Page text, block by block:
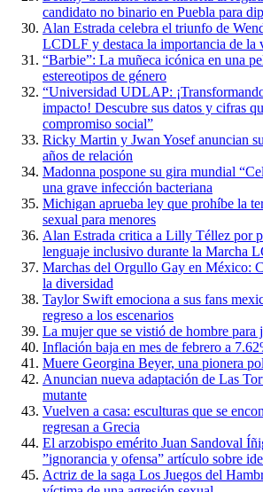
candidato no binario en Puebla para
Alan Estrada celebra el triunfo de
LCDLF y destaca la importancia de
“Barbie”: La muñeca icónica en una
estereotipos de género
“Universidad UDLAP:
impacto! Descubre sus datos y cifras
compromiso social”
Ricky Martin y Jwan Yosef anuncian
años de relación
Madonna pospone su gira mundial
una grave infección bacteriana
Michigan aprueba ley que prohíbe la
sexual para menores
Alan Estrada critica a Lilly Téllez por
lenguaje inclusivo durante la Marcha
Marchas del Orgullo Gay en México:
la diversidad
Taylor Swift emociona a sus fans
regreso a los escenarios
La mujer que se vistió de hombre para
Inflación baja en mes de febrero a
Muere Georgina Beyer, una pionera
Anuncian nueva adaptación de Las
mutante
Vuelven a casa: esculturas que se
regresan a Grecia
El arzobispo emérito Juan Sandoval
”ignorancia y ofensa” artículo sobre
Actriz de la saga Los Juegos del